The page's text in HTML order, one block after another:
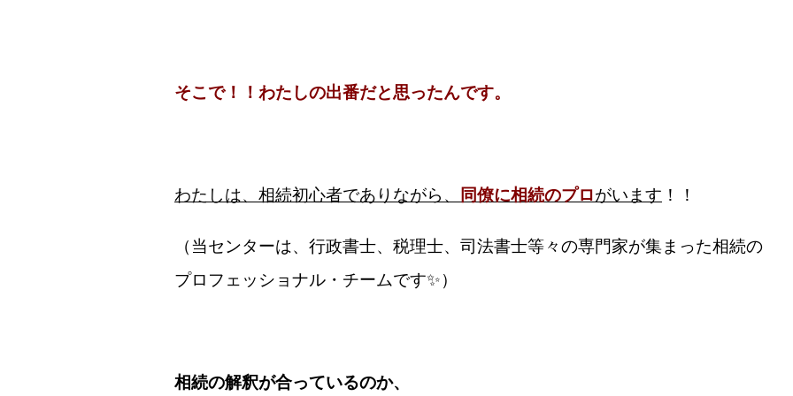
そこで！！わたしの出番だと思ったんです。
わたしは、相続初心者でありながら、 同僚に相続のプロがいます ！！
（当センターは、行政書士、税理士、司法書士等々の専門家が集まった相続の
プロフェッショナル・チームです✨）
相続の解釈が合っているのか、